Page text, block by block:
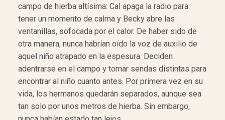
campo de hierba altísima: Cal apaga la radio para
tener un momento de calma y Becky abre las
ventanillas, sofocada por el calor. De haber sido de
otra manera, nunca habrían oído la voz de auxilio de
aquel niño atrapado en la espesura. Deciden
adentrarse en el campo y tomar sendas distintas para
encontrar al niño cuanto antes. Por primera vez en su
vida, los hermanos quedarán separados, aunque sea
tan solo por unos metros de hierba. Sin embargo,